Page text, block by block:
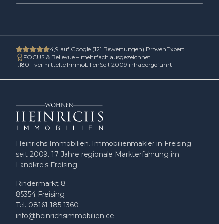
4,9 auf Google (121 Bewertungen)·ProvenExpert
FOCUS & Bellevue – mehrfach ausgezeichnet
1.180+ vermittelte ImmobilienSeit 2009 inhabergeführt
Heinrichs Immobilien, Immobilienmakler in Freising
seit 2009. 17 Jahre regionale Markterfahrung im
Landkreis Freising.
Rindermarkt 8
85354 Freising
Tel. 08161 185 1360
info@heinrichsimmobilien.de